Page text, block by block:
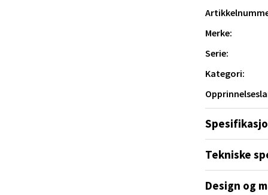
Merke:
Serie:
Kategori:
Tekniske
Design og